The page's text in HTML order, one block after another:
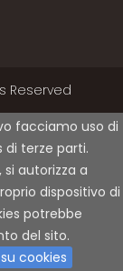
facciamo uso di
di terze parti.
autorizza a
dispositivo di
potrebbe
del sito.
cookies
Reserved